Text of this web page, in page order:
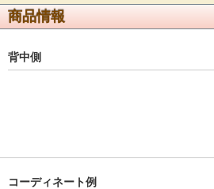
商品情報
背中側
コーディネート例